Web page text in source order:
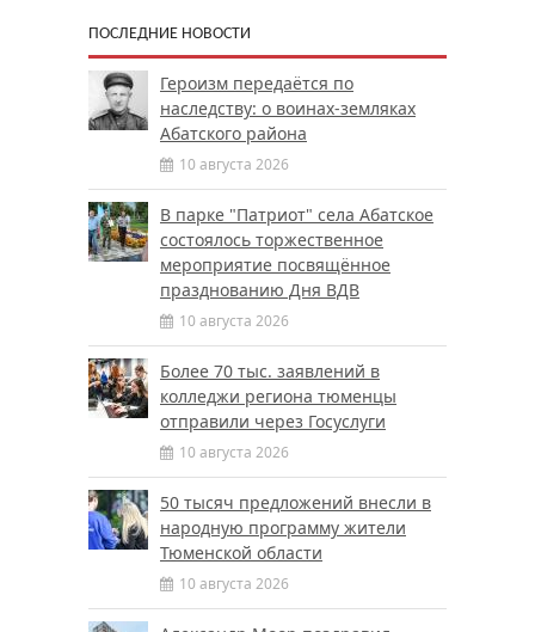
ПОСЛЕДНИЕ НОВОСТИ
Героизм передаётся по
наследству: о воинах-земляках
Абатского района
10 августа 2026
В парке "Патриот" села Абатское
состоялось торжественное
мероприятие посвящённое
празднованию Дня ВДВ
10 августа 2026
Более 70 тыс. заявлений в
колледжи региона тюменцы
отправили через Госуслуги
10 августа 2026
50 тысяч предложений внесли в
народную программу жители
Тюменской области
10 августа 2026